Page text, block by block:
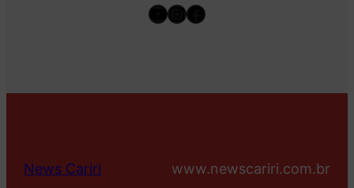
Youtube
Instagram
Facebook
News Cariri www.newscariri.com.br